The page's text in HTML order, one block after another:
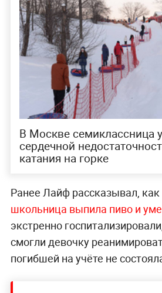
В Москве семиклассница
сердечной
катания на горке
Ранее Лайф рассказывал, как
школьница выпила пиво и
экстренно
смогли девочку
погибшей на учёте не